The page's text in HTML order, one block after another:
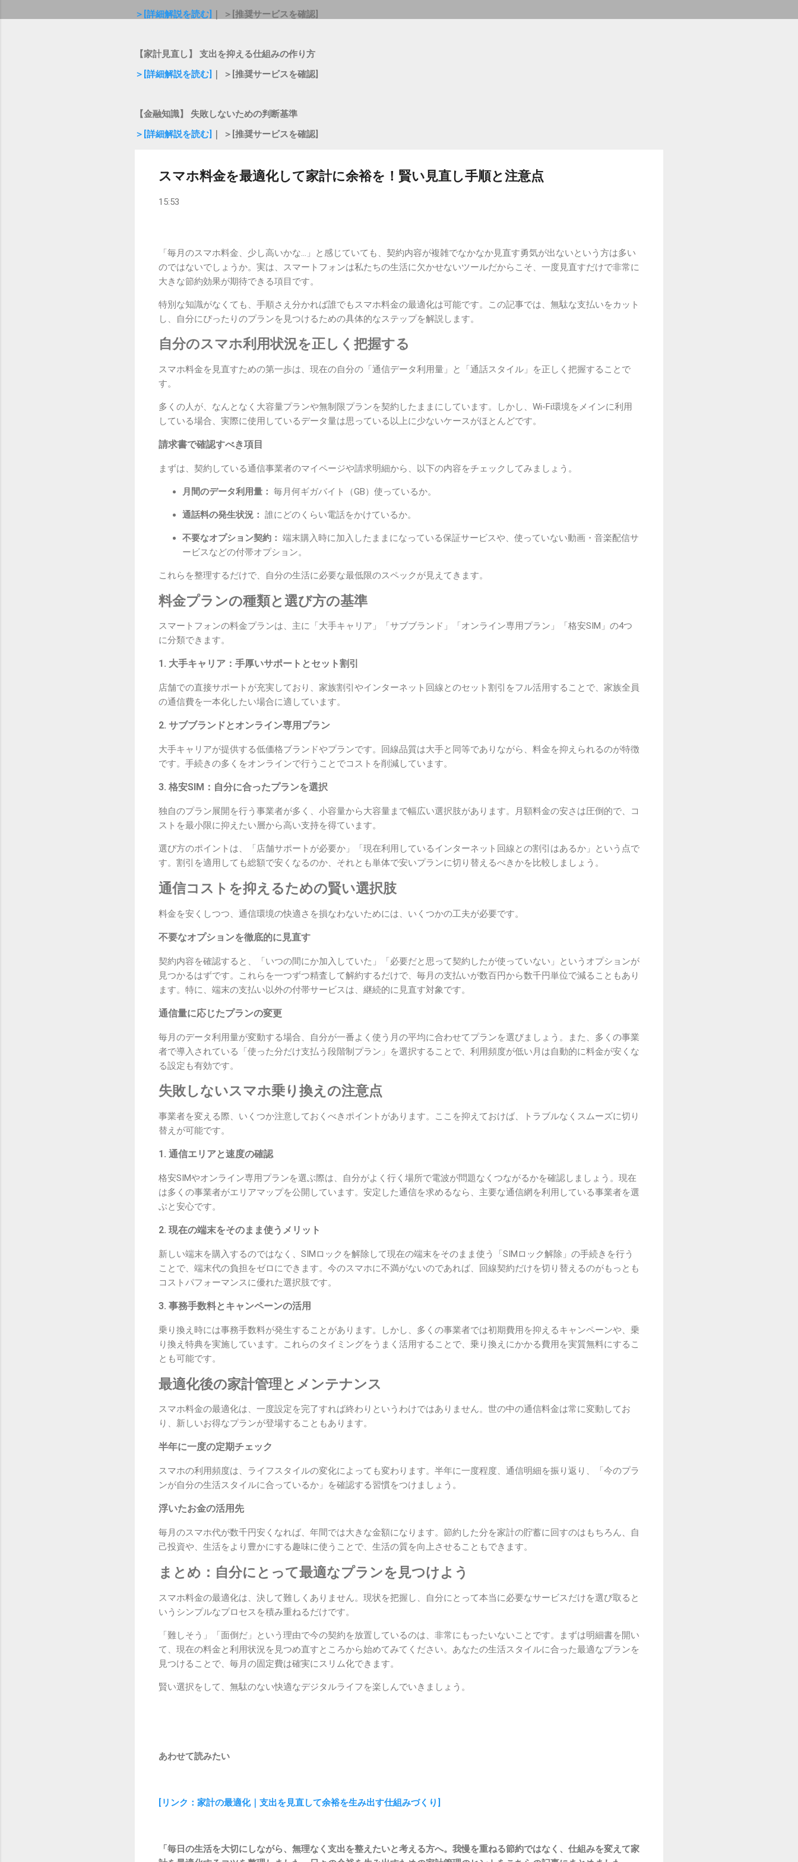
＞[詳細解説を読む]
｜ ＞[推奨サービスを確認]
【家計見直し】 支出を抑える仕組みの作り方
＞[詳細解説を読む]
｜ ＞[推奨サービスを確認]
【金融知識】 失敗しないための判断基準
＞[詳細解説を読む]
｜ ＞[推奨サービスを確認]
スマホ料金を最適化して家計に余裕を！賢い見直し手順と注意点
15:53
「毎月のスマホ料金、少し高いかな…」と感じていても、契約内容が複雑でなかなか見直す勇気が出ないという方は多い
のではないでしょうか。実は、スマートフォンは私たちの生活に欠かせないツールだからこそ、一度見直すだけで非常に
大きな節約効果が期待できる項目です。
特別な知識がなくても、手順さえ分かれば誰でもスマホ料金の最適化は可能です。この記事では、無駄な支払いをカット
し、自分にぴったりのプランを見つけるための具体的なステップを解説します。
自分のスマホ利用状況を正しく把握する
スマホ料金を見直すための第一歩は、現在の自分の「通信データ利用量」と「通話スタイル」を正しく把握することで
す。
多くの人が、なんとなく大容量プランや無制限プランを契約したままにしています。しかし、Wi-Fi環境をメインに利用
している場合、実際に使用しているデータ量は思っている以上に少ないケースがほとんどです。
請求書で確認すべき項目
まずは、契約している通信事業者のマイページや請求明細から、以下の内容をチェックしてみましょう。
月間のデータ利用量： 毎月何ギガバイト（GB）使っているか。
通話料の発生状況： 誰にどのくらい電話をかけているか。
不要なオプション契約： 端末購入時に加入したままになっている保証サービスや、使っていない動画・音楽配信サ
ービスなどの付帯オプション。
これらを整理するだけで、自分の生活に必要な最低限のスペックが見えてきます。
料金プランの種類と選び方の基準
スマートフォンの料金プランは、主に「大手キャリア」「サブブランド」「オンライン専用プラン」「格安SIM」の4つ
に分類できます。
1. 大手キャリア：手厚いサポートとセット割引
店舗での直接サポートが充実しており、家族割引やインターネット回線とのセット割引をフル活用することで、家族全員
の通信費を一本化したい場合に適しています。
2. サブブランドとオンライン専用プラン
大手キャリアが提供する低価格ブランドやプランです。回線品質は大手と同等でありながら、料金を抑えられるのが特徴
です。手続きの多くをオンラインで行うことでコストを削減しています。
3. 格安SIM：自分に合ったプランを選択
独自のプラン展開を行う事業者が多く、小容量から大容量まで幅広い選択肢があります。月額料金の安さは圧倒的で、コ
ストを最小限に抑えたい層から高い支持を得ています。
選び方のポイントは、「店舗サポートが必要か」「現在利用しているインターネット回線との割引はあるか」という点で
す。割引を適用しても総額で安くなるのか、それとも単体で安いプランに切り替えるべきかを比較しましょう。
通信コストを抑えるための賢い選択肢
料金を安くしつつ、通信環境の快適さを損なわないためには、いくつかの工夫が必要です。
不要なオプションを徹底的に見直す
契約内容を確認すると、「いつの間にか加入していた」「必要だと思って契約したが使っていない」というオプションが
見つかるはずです。これらを一つずつ精査して解約するだけで、毎月の支払いが数百円から数千円単位で減ることもあり
ます。特に、端末の支払い以外の付帯サービスは、継続的に見直す対象です。
通信量に応じたプランの変更
毎月のデータ利用量が変動する場合、自分が一番よく使う月の平均に合わせてプランを選びましょう。また、多くの事業
者で導入されている「使った分だけ支払う段階制プラン」を選択することで、利用頻度が低い月は自動的に料金が安くな
る設定も有効です。
失敗しないスマホ乗り換えの注意点
事業者を変える際、いくつか注意しておくべきポイントがあります。ここを抑えておけば、トラブルなくスムーズに切り
替えが可能です。
1. 通信エリアと速度の確認
格安SIMやオンライン専用プランを選ぶ際は、自分がよく行く場所で電波が問題なくつながるかを確認しましょう。現在
は多くの事業者がエリアマップを公開しています。安定した通信を求めるなら、主要な通信網を利用している事業者を選
ぶと安心です。
2. 現在の端末をそのまま使うメリット
新しい端末を購入するのではなく、SIMロックを解除して現在の端末をそのまま使う「SIMロック解除」の手続きを行う
ことで、端末代の負担をゼロにできます。今のスマホに不満がないのであれば、回線契約だけを切り替えるのがもっとも
コストパフォーマンスに優れた選択肢です。
3. 事務手数料とキャンペーンの活用
乗り換え時には事務手数料が発生することがあります。しかし、多くの事業者では初期費用を抑えるキャンペーンや、乗
り換え特典を実施しています。これらのタイミングをうまく活用することで、乗り換えにかかる費用を実質無料にするこ
とも可能です。
最適化後の家計管理とメンテナンス
スマホ料金の最適化は、一度設定を完了すれば終わりというわけではありません。世の中の通信料金は常に変動してお
り、新しいお得なプランが登場することもあります。
半年に一度の定期チェック
スマホの利用頻度は、ライフスタイルの変化によっても変わります。半年に一度程度、通信明細を振り返り、「今のプラ
ンが自分の生活スタイルに合っているか」を確認する習慣をつけましょう。
浮いたお金の活用先
毎月のスマホ代が数千円安くなれば、年間では大きな金額になります。節約した分を家計の貯蓄に回すのはもちろん、自
己投資や、生活をより豊かにする趣味に使うことで、生活の質を向上させることもできます。
まとめ：自分にとって最適なプランを見つけよう
スマホ料金の最適化は、決して難しくありません。現状を把握し、自分にとって本当に必要なサービスだけを選び取ると
いうシンプルなプロセスを積み重ねるだけです。
「難しそう」「面倒だ」という理由で今の契約を放置しているのは、非常にもったいないことです。まずは明細書を開い
て、現在の料金と利用状況を見つめ直すところから始めてみてください。あなたの生活スタイルに合った最適なプランを
見つけることで、毎月の固定費は確実にスリム化できます。
賢い選択をして、無駄のない快適なデジタルライフを楽しんでいきましょう。
あわせて読みたい
[リンク：家計の最適化｜支出を見直して余裕を生み出す仕組みづくり]
「毎日の生活を大切にしながら、無理なく支出を整えたいと考える方へ。我慢を重ねる節約ではなく、仕組みを変えて家